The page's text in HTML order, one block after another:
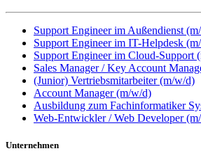
Support Engineer im Außendienst
Support Engineer im IT-Helpdesk
Support Engineer im Cloud-Support
Sales Manager / Key Account
(Junior) Vertriebsmitarbeiter (m/w/d)
Account Manager (m/w/d)
Ausbildung zum Fachinformatiker
Web-Entwickler / Web Developer
Unternehmen